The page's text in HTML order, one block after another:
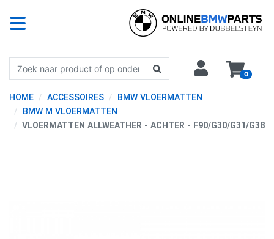
0
HOME ACCESSOIRES
BMW VLOERMATTEN
BMW M VLOERMATTEN
VLOERMATTEN ALLWEATHER - ACHTER - F90/G30/G31/G38